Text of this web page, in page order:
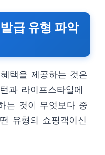
급 유형 파악
택을 제공하는 것은
과 라이프스타일에
는 것이 무엇보다 중
유형의 쇼핑객이신